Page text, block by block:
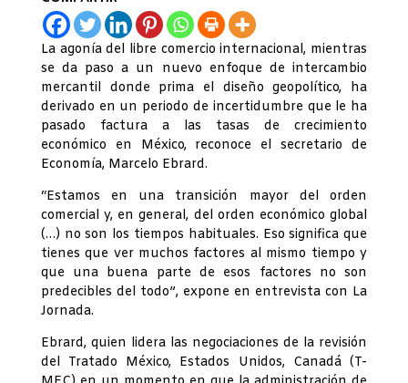
La agonía del libre comercio internacional, mientras
se da paso a un nuevo enfoque de intercambio
mercantil donde prima el diseño geopolítico, ha
derivado en un periodo de incertidumbre que le ha
pasado factura a las tasas de crecimiento
económico en México, reconoce el secretario de
Economía, Marcelo Ebrard.
“Estamos en una transición mayor del orden
comercial y, en general, del orden económico global
(…) no son los tiempos habituales. Eso significa que
tienes que ver muchos factores al mismo tiempo y
que una buena parte de esos factores no son
predecibles del todo”, expone en entrevista con La
Jornada.
Ebrard, quien lidera las negociaciones de la revisión
del Tratado México, Estados Unidos, Canadá (T-